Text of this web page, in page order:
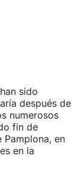
sido
después de
numerosos
fin de
Pamplona, en
en la